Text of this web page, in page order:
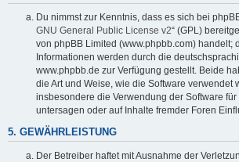
Du nimmst zur Kenntnis, dass es sich bei
GNU General Public License v2“ (GPL)
von phpBB Limited (www.phpbb.com) handelt;
Informationen werden durch die
www.phpbb.de zur Verfügung gestellt. Beide
die Art und Weise, wie die Software verwendet
insbesondere die Verwendung der Software
untersagen oder auf Inhalte fremder Foren
5. GEWÄHRLEISTUNG
Der Betreiber haftet mit Ausnahme der